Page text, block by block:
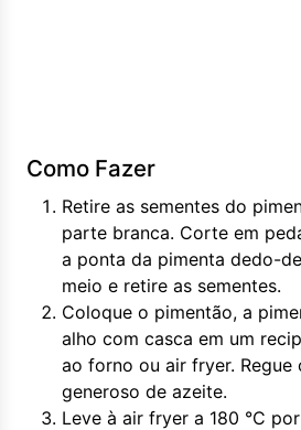
Como Fazer
Retire as sementes do
parte branca. Corte em
a ponta da pimenta dedo-
meio e retire as sementes.
Coloque o pimentão, a
alho com casca em um
ao forno ou air fryer. Regue
generoso de azeite.
Leve à air fryer a 180 °C